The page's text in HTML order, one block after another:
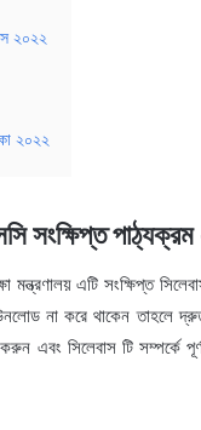
২০২২
২০২২
সংক্ষিপ্ত
মন্ত্রণালয় এটি সংক্ষিপ্ত
না করে থাকেন তাহলে
এবং সিলেবাস টি সম্পর্কে